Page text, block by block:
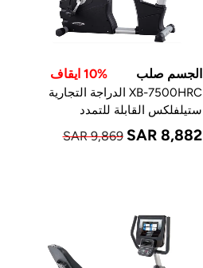
الجسم صلب 10% ايقاف
XB-7500HRC الدراجة التجارية
ستيلفلكس القابلة للتمدد
SAR 9,869 SAR 8,882